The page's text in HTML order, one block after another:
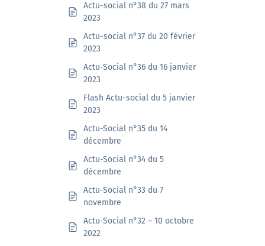
Actu-social n°38 du 27 mars
2023
Actu-social n°37 du 20 février
2023
Actu-Social n°36 du 16 janvier
2023
Flash Actu-social du 5 janvier
2023
Actu-Social n°35 du 14
décembre
Actu-Social n°34 du 5
décembre
Actu-Social n°33 du 7
novembre
Actu-Social n°32 – 10 octobre
2022